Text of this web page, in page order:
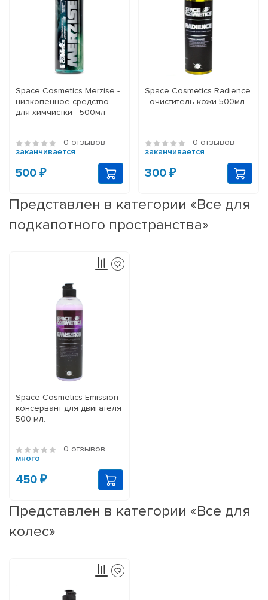
Space Cosmetics Merzise -
низкопенное средство
для химчистки - 500мл
0 отзывов
заканчивается
500 ₽
Space Cosmetics Radience
- очиститель кожи 500мл
0 отзывов
заканчивается
300 ₽
Представлен в категории «Все для
подкапотного пространства»
Space Cosmetics Emission -
консервант для двигателя
500 мл.
0 отзывов
много
450 ₽
Представлен в категории «Все для
колес»